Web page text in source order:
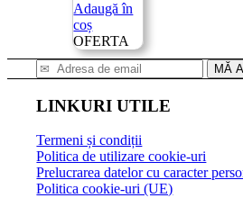
inițial
a
fost:
169.00 lei.
curent
100.00 lei.
Adaugă în
coș
OFERTA
MĂ
LINKURI UTILE
Termeni și condiții
Politica de utilizare cookie-uri
Prelucrarea datelor cu caracter
Politica cookie-uri (UE)